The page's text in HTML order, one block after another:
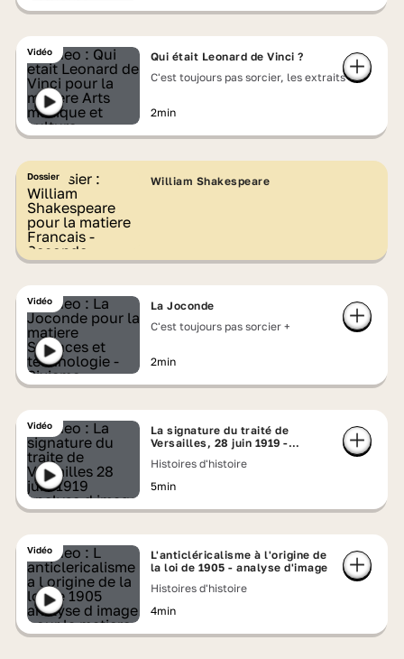
Vidéo
Qui était Leonard de Vinci ?
C'est toujours pas sorcier, les extraits
2min
Dossier William Shakespeare
Vidéo
La Joconde
C'est toujours pas sorcier +
2min
Vidéo
La signature du traité de
Versailles, 28 juin 1919 -
Histoires d'histoire
5min
Vidéo
L'anticléricalisme à l'origine de
la loi de 1905 - analyse d'image
Histoires d'histoire
4min